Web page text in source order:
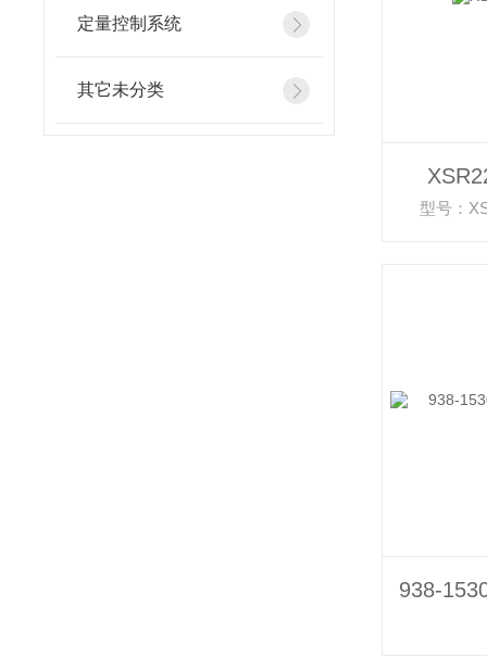
定量控制系统
其它未分类
型号：